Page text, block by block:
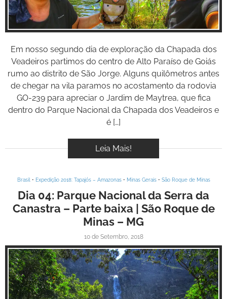
Em nosso segundo dia de exploração da Chapada dos
Veadeiros partimos do centro de Alto Paraíso de Goiás
rumo ao distrito de São Jorge. Alguns quilômetros antes
de chegar na vila paramos no acostamento da rodovia
GO-239 para apreciar o Jardim de Maytrea, que fica
dentro do Parque Nacional da Chapada dos Veadeiros e
é […]
Leia Mais!
Brasil • Expedição 2018: Tapajós – Amazonas• Minas Gerais• São Roque de Minas
Dia 04: Parque Nacional da Serra da
Canastra – Parte baixa | São Roque de
Minas – MG
10 de Setembro, 2018